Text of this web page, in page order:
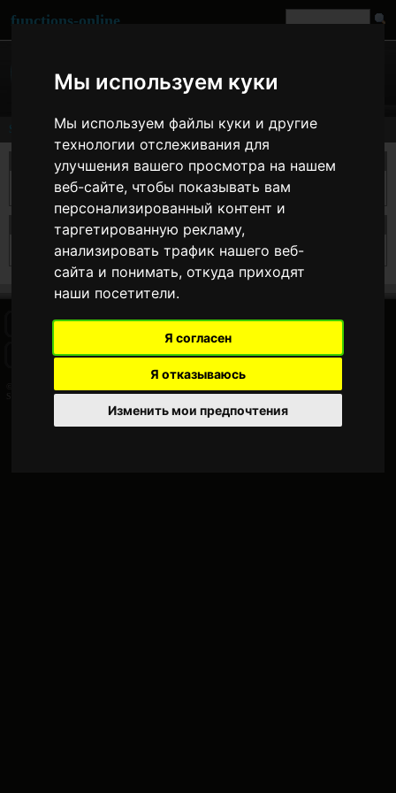
Мы используем куки
Мы используем файлы куки и другие
технологии отслеживания для
улучшения вашего просмотра на нашем
веб-сайте, чтобы показывать вам
персонализированный контент и
таргетированную рекламу,
анализировать трафик нашего веб-
сайта и понимать, откуда приходят
наши посетители.
Я согласен
Я отказываюсь
Изменить мои предпочтения
functions-online
Search
take a search
search results for the
Sorry but for this searchterm there are no results.
BLOG FACEBOOK PAGE COMMENTS SEARCH
SITEMAP IMPRINT COOKIE CONSENT
Search - functions-online (русский)